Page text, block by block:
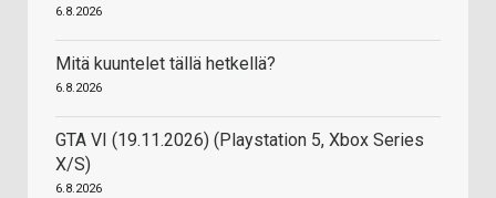
6.8.2026
Mitä kuuntelet tällä hetkellä?
6.8.2026
GTA VI (19.11.2026) (Playstation 5, Xbox Series
X/S)
6.8.2026